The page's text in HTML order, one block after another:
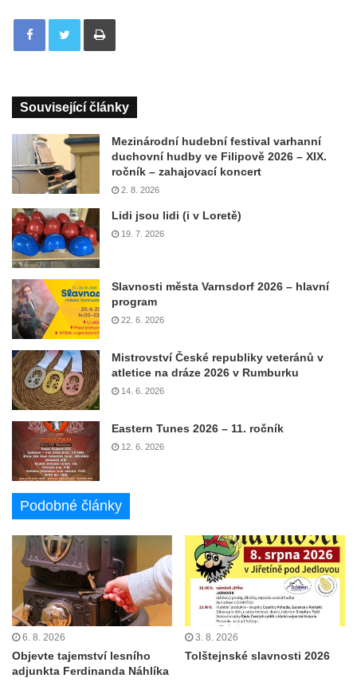
Tisknout
Související články
Mezinárodní hudební festival varhanní
duchovní hudby ve Filipově 2026 – XIX.
ročník – zahajovací koncert
2. 8. 2026
Lidi jsou lidi (i v Loretě)
19. 7. 2026
Slavnosti města Varnsdorf 2026 – hlavní
program
22. 6. 2026
Mistrovství České republiky veteránů v
atletice na dráze 2026 v Rumburku
14. 6. 2026
Eastern Tunes 2026 – 11. ročník
12. 6. 2026
Podobné články
6. 8. 2026
Objevte tajemství lesního
adjunkta Ferdinanda Náhlíka
3. 8. 2026
Tolštejnské slavnosti 2026